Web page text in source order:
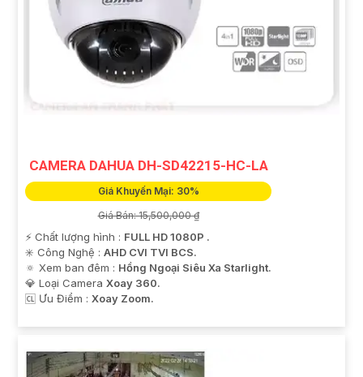
CAMERA DAHUA DH-SD42215-HC-LA
Giá Khuyến Mại: 30%
Giá Bán: 15,500,000 ₫
️⚡ Chất lượng hình : FULL HD 1080P .
✳️ Công Nghệ : AHD CVI TVI BCS.
🔅 Xem ban đêm : Hồng Ngoại Siêu Xa Starlight.
💎 Loại Camera Xoay 360.
️🆑 Ưu Điểm : Xoay Zoom.